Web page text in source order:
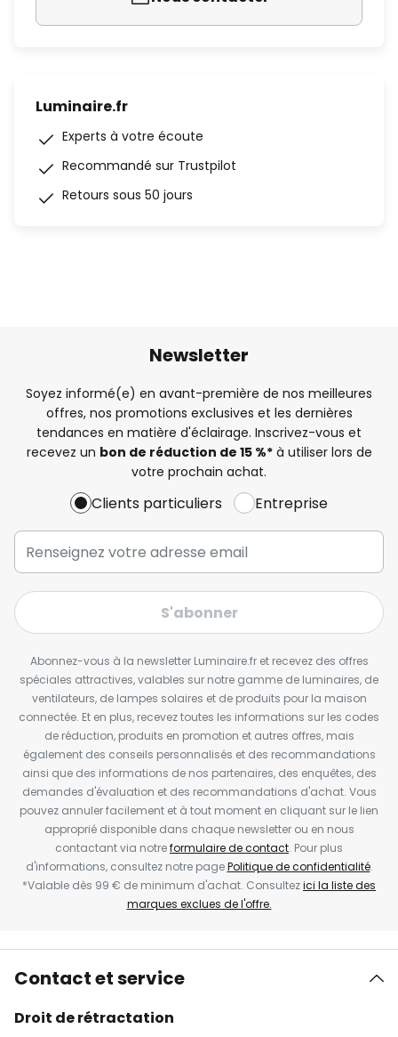
Luminaire.fr
Experts à votre écoute
Recommandé sur Trustpilot
Retours sous 50 jours
Newsletter
Soyez informé(e) en avant-première de nos meilleures
offres, nos promotions exclusives et les dernières
tendances en matière d'éclairage. Inscrivez-vous et
recevez un bon de réduction de 15 %*à utiliser lors de
votre prochain achat.
Clients particuliers Entreprise
S'abonner
Abonnez-vous à la newsletter Luminaire.fr et recevez des offres
spéciales attractives, valables sur notre gamme de luminaires, de
ventilateurs, de lampes solaires et de produits pour la maison
connectée. Et en plus, recevez toutes les informations sur les codes
de réduction, produits en promotion et autres offres, mais
également des conseils personnalisés et des recommandations
ainsi que des informations de nos partenaires, des enquêtes, des
demandes d'évaluation et des recommandations d'achat. Vous
pouvez annuler facilement et à tout moment en cliquant sur le lien
approprié disponible dans chaque newsletter ou en nous
contactant via notreformulaire de contact. Pour plus
d'informations, consultez notre pagePolitique de confidentialité.
*Valable dès 99 € de minimum d'achat. Consultezici la liste des
marques exclues de l'offre.
Contact et service
Droit de rétractation